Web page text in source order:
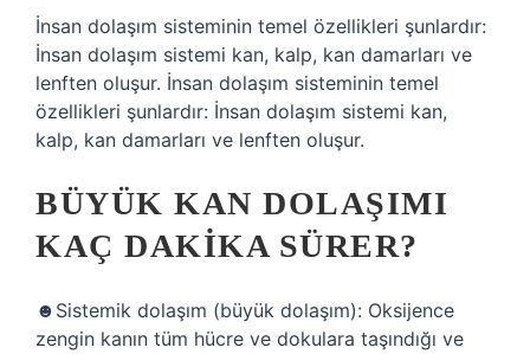
İnsan dolaşım sisteminin temel özellikleri şunlardır:
İnsan dolaşım sistemi kan, kalp, kan damarları ve
lenften oluşur. İnsan dolaşım sisteminin temel
özellikleri şunlardır: İnsan dolaşım sistemi kan,
kalp, kan damarları ve lenften oluşur.
BÜYÜK KAN DOLAŞIMI
KAÇ DAKIKA SÜRER?
☻Sistemik dolaşım (büyük dolaşım): Oksijence
zengin kanın tüm hücre ve dokulara taşındığı ve